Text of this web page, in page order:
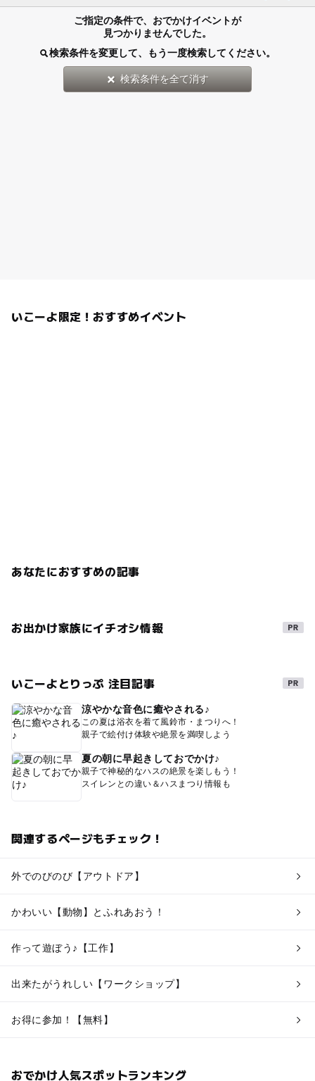
ご指定の条件で、おでかけイベントが
見つかりませんでした。
検索条件を変更して、もう一度検索してください。
検索条件を全て消す
いこーよ限定！おすすめイベント
あなたにおすすめの記事
お出かけ家族にイチオシ情報
いこーよとりっぷ 注目記事
涼やかな音色に癒やされる♪
この夏は浴衣を着て風鈴市・まつりへ！
親子で絵付け体験や絶景を満喫しよう
夏の朝に早起きしておでかけ♪
親子で神秘的なハスの絶景を楽しもう！
スイレンとの違い＆ハスまつり情報も
関連するページもチェック！
外でのびのび【アウトドア】
かわいい【動物】とふれあおう！
作って遊ぼう♪【工作】
出来たがうれしい【ワークショップ】
お得に参加！【無料】
おでかけ人気スポットランキング